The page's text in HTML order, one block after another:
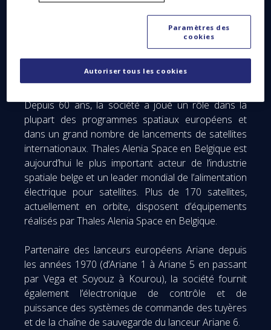
© Thales Alenia Space
Depuis 60 ans, la société a joué un rôle dans la
plupart des programmes spatiaux européens et
dans un grand nombre de lancements de satellites
internationaux. Thales Alenia Space en Belgique est
aujourd’hui le plus important acteur de l’industrie
spatiale belge et un leader mondial de l’alimentation
électrique pour satellites. Plus de 170 satellites,
actuellement en orbite, disposent d’équipements
réalisés par Thales Alenia Space en Belgique.
Partenaire des lanceurs européens Ariane depuis
les années 1970 (d’Ariane 1 à Ariane 5 en passant
par Vega et Soyouz à Kourou), la société fournit
également l’électronique de contrôle et de
puissance des systèmes de commande des tuyères
et de la chaîne de sauvegarde du lanceur Ariane 6.
Paramètres des
cookies
Autoriser tous les cookies